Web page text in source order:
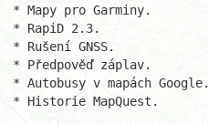
* Mapy pro Garminy.
* RapiD 2.3.
* Rušení GNSS.
* Předpověď záplav.
* Autobusy v mapách Google.
* Historie MapQuest.